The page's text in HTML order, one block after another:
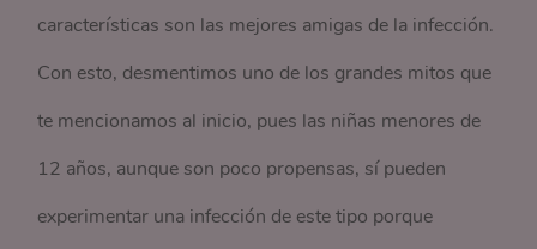
características son las mejores amigas de la infección.
Con esto, desmentimos uno de los grandes mitos que
te mencionamos al inicio, pues las niñas menores de
12 años, aunque son poco propensas, sí pueden
experimentar una infección de este tipo porque